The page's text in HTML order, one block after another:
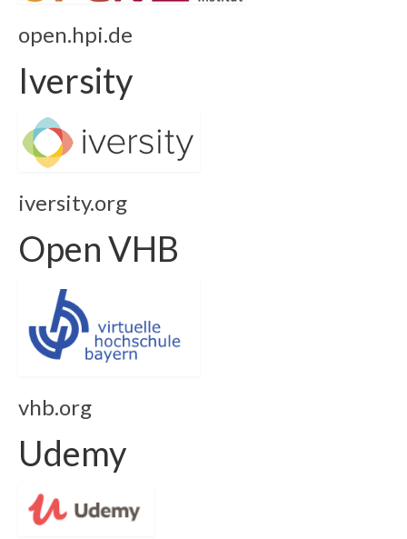
open.hpi.de
Iversity
iversity.org
Open VHB
vhb.org
Udemy